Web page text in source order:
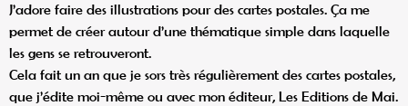
J’adore faire des illustrations pour des cartes postales. Ça me
permet de créer autour d’une thématique simple dans laquelle
les gens se retrouveront.
Cela fait un an que je sors très régulièrement des cartes postales,
que j’édite moi-même ou avec mon éditeur, Les Editions de Mai.